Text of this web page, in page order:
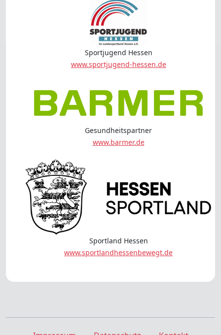
Sportjugend Hessen
www.sportjugend-hessen.de
Gesundheitspartner
www.barmer.de
Sportland Hessen
www.sportlandhessenbewegt.de